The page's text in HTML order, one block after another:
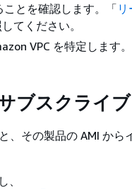
とを確認します。「
てください。
VPC を特定します。
ブスクライブ
、その製品の AMI から
、